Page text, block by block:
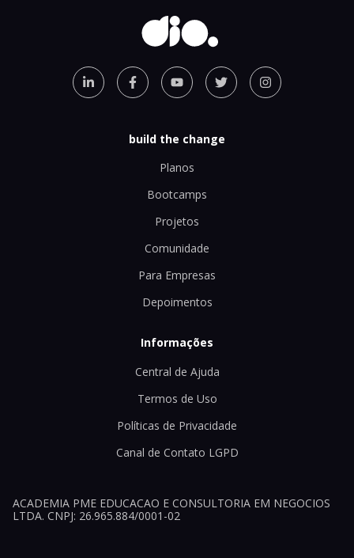
build the change
Planos
Bootcamps
Projetos
Comunidade
Para Empresas
Depoimentos
Informações
Central de Ajuda
Termos de Uso
Políticas de Privacidade
Canal de Contato LGPD
ACADEMIA PME EDUCACAO E CONSULTORIA EM NEGOCIOS
LTDA. CNPJ: 26.965.884/0001-02